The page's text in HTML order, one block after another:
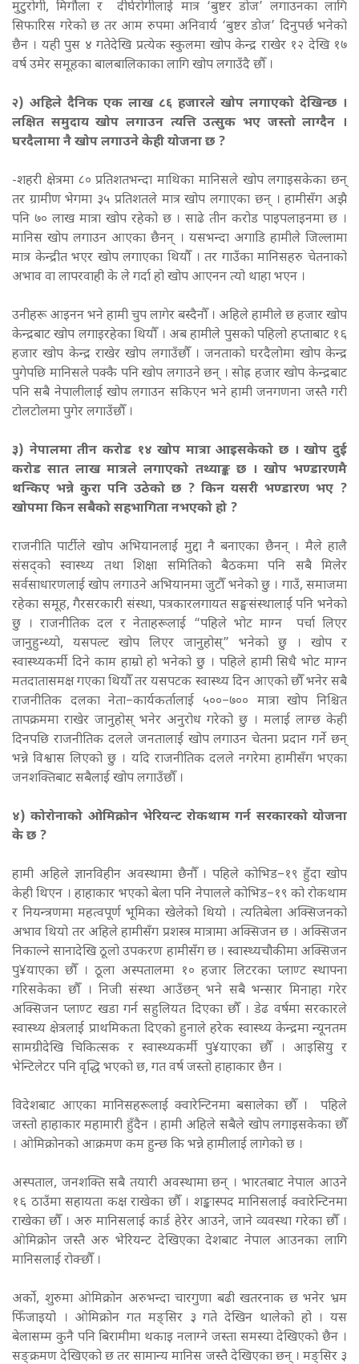
मुटुरोगी, मिर्गौला र दीर्घरोगीलाई मात्र ‘बुष्टर डोज’ लगाउनका लागि
सिफारिस गरेको छ तर आम रुपमा अनिवार्य ‘बुष्टर डोज’ दिनुपर्छ भनेको
छैन । यही पुस ४ गतेदेखि प्रत्येक स्कुलमा खोप केन्द्र राखेर १२ देखि १७
वर्ष उमेर समूहका बालबालिकाका लागि खोप लगाउँदै छौँ ।
२) अहिले दैनिक एक लाख ८६ हजारले खोप लगाएको देखिन्छ ।
लक्षित समुदाय खोप लगाउन त्यत्ति उत्सुक भए जस्तो लाग्दैन ।
घरदैलामा नै खोप लगाउने केही योजना छ ?
-शहरी क्षेत्रमा ८० प्रतिशतभन्दा माथिका मानिसले खोप लगाइसकेका छन्
तर ग्रामीण भेगमा ३५ प्रतिशतले मात्र खोप लगाएका छन् । हामीसँग अझै
पनि ७० लाख मात्रा खोप रहेको छ । साढे तीन करोड पाइपलाइनमा छ ।
मानिस खोप लगाउन आएका छैनन् । यसभन्दा अगाडि हामीले जिल्लामा
मात्र केन्द्रीत भएर खोप लगाएका थियौँ । तर गाउँका मानिसहरु चेतनाको
अभाव वा लापरवाही के ले गर्दा हो खोप आएनन त्यो थाहा भएन ।
उनीहरू आइनन भने हामी चुप लागेर बस्दैनौँ । अहिले हामीले छ हजार खोप
केन्द्रबाट खोप लगाइरहेका थियौँ । अब हामीले पुसको पहिलो हप्ताबाट १६
हजार खोप केन्द्र राखेर खोप लगाउँछौँ । जनताको घरदैलोमा खोप केन्द्र
पुगेपछि मानिसले पक्कै पनि खोप लगाउने छन् । सोह्र हजार खोप केन्द्रबाट
पनि सबै नेपालीलाई खोप लगाउन सकिएन भने हामी जनगणना जस्तै गरी
टोलटोलमा पुगेर लगाउँछौँ ।
३) नेपालमा तीन करोड १४ खोप मात्रा आइसकेको छ । खोप दुई
करोड सात लाख मात्रले लगाएको तथ्याङ्क छ । खोप भण्डारणमै
थन्किए भन्ने कुरा पनि उठेको छ ? किन यसरी भण्डारण भए ?
खोपमा किन सबैको सहभागिता नभएको हो ?
राजनीति पार्टीले खोप अभियानलाई मुद्दा नै बनाएका छैनन् । मैले हालै
संसद्को स्वास्थ्य तथा शिक्षा समितिको बैठकमा पनि सबै मिलेर
सर्वसाधारणलाई खोप लगाउने अभियानमा जुटौँ भनेको छु । गाउँ, समाजमा
रहेका समूह, गैरसरकारी संस्था, पत्रकारलगायत सङ्घसंस्थालाई पनि भनेको
छु । राजनीतिक दल र नेताहरूलाई “पहिले भोट माग्न पर्चा लिएर
जानुहुन्थ्यो, यसपल्ट खोप लिएर जानुहोस्” भनेको छु । खोप र
स्वास्थ्यकर्मी दिने काम हाम्रो हो भनेको छु । पहिले हामी सिधै भोट माग्न
मतदातासमक्ष गएका थियौँ तर यसपटक स्वास्थ्य दिन आएको छौँ भनेर सबै
राजनीतिक दलका नेता–कार्यकर्तालाई ५००–७०० मात्रा खोप निश्चित
तापक्रममा राखेर जानुहोस् भनेर अनुरोध गरेको छु । मलाई लाग्छ केही
दिनपछि राजनीतिक दलले जनतालाई खोप लगाउन चेतना प्रदान गर्ने छन्
भन्ने विश्वास लिएको छु । यदि राजनीतिक दलले नगरेमा हामीसँग भएका
जनशक्तिबाट सबैलाई खोप लगाउँछौँ ।
४) कोरोनाको ओमिक्रोन भेरियन्ट रोकथाम गर्न सरकारको योजना
के छ ?
हामी अहिले ज्ञानविहीन अवस्थामा छैनौँ । पहिले कोभिड–१९ हुँदा खोप
केही थिएन । हाहाकार भएको बेला पनि नेपालले कोभिड–१९ को रोकथाम
र नियन्त्रणमा महत्वपूर्ण भूमिका खेलेको थियो । त्यतिबेला अक्सिजनको
अभाव थियो तर अहिले हामीसँग प्रशस्त्र मात्रामा अक्सिजन छ । अक्सिजन
निकाल्ने सानादेखि ठूलो उपकरण हामीसँग छ । स्वास्थ्यचौकीमा अक्सिजन
पु¥याएका छौँ । ठूला अस्पतालमा १० हजार लिटरका प्लाण्ट स्थापना
गरिसकेका छौँ । निजी संस्था आउँछन् भने सबै भन्सार मिनाहा गरेर
अक्सिजन प्लाण्ट खडा गर्न सहुलियत दिएका छौँ । डेढ वर्षमा सरकारले
स्वास्थ्य क्षेत्रलाई प्राथमिकता दिएको हुनाले हरेक स्वास्थ्य केन्द्रमा न्यूनतम
सामग्रीदेखि चिकित्सक र स्वास्थ्यकर्मी पु¥याएका छौँ । आइसियु र
भेन्टिलेटर पनि वृद्धि भएको छ, गत वर्ष जस्तो हाहाकार छैन ।
विदेशबाट आएका मानिसहरूलाई क्वारेन्टिनमा बसालेका छौँ । पहिले
जस्तो हाहाकार महामारी हुँदैन । हामी अहिले सबैले खोप लगाइसकेका छौँ
। ओमिक्रोनको आक्रमण कम हुन्छ कि भन्ने हामीलाई लागेको छ ।
अस्पताल, जनशक्ति सबै तयारी अवस्थामा छन् । भारतबाट नेपाल आउने
१६ ठाउँमा सहायता कक्ष राखेका छौँ । शङ्कास्पद मानिसलाई क्वारेन्टिनमा
राखेका छौँ । अरु मानिसलाई कार्ड हेरेर आउने, जाने व्यवस्था गरेका छौँ ।
ओमिक्रोन जस्तै अरु भेरियन्ट देखिएका देशबाट नेपाल आउनका लागि
मानिसलाई रोक्छौँ ।
अर्को, शुरुमा ओमिक्रोन अरुभन्दा चारगुणा बढी खतरनाक छ भनेर भ्रम
फिँजाइयो । ओमिक्रोन गत मङ्सिर ३ गते देखिन थालेको हो । यस
बेलासम्म कुनै पनि बिरामीमा थकाइ नलाग्ने जस्ता समस्या देखिएको छैन ।
सङ्क्रमण देखिएको छ तर सामान्य मानिस जस्तै देखिएका छन् । मङ्सिर ३